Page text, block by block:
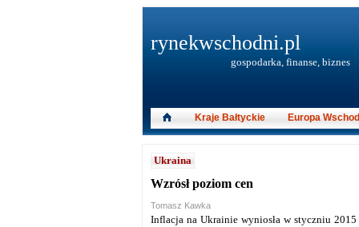
Ukraina
Wzrósł poziom cen
Tomasz Kawka
Inflacja na Ukrainie wyniosła w styczniu
rynekwschodni.pl
gospodarka, finanse, biznes
Kraje Bałtyckie Europa